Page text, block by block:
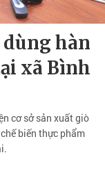
hàn
xã Bình
cơ sở sản xuất giò
biến thực phẩm